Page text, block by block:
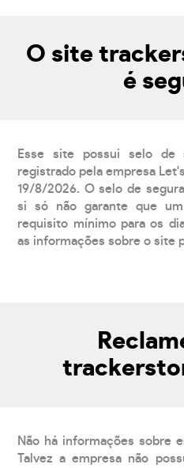
O site
é
Esse site possui selo de
registrado pela empresa
19/8/2026. O selo de
si só não garante que
requisito mínimo para os
as informações sobre o site
Não há informações sobre
Talvez a empresa não